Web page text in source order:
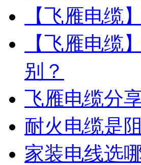
【飞雁电缆
【飞雁电缆
别？
飞雁电缆分
耐火电缆是
家装电线选